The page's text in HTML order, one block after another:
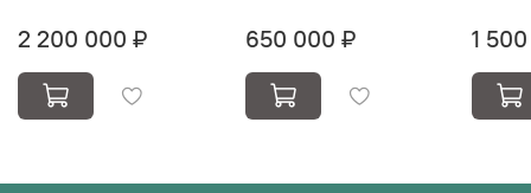
2 200 000 ₽ 650 000 ₽ 1